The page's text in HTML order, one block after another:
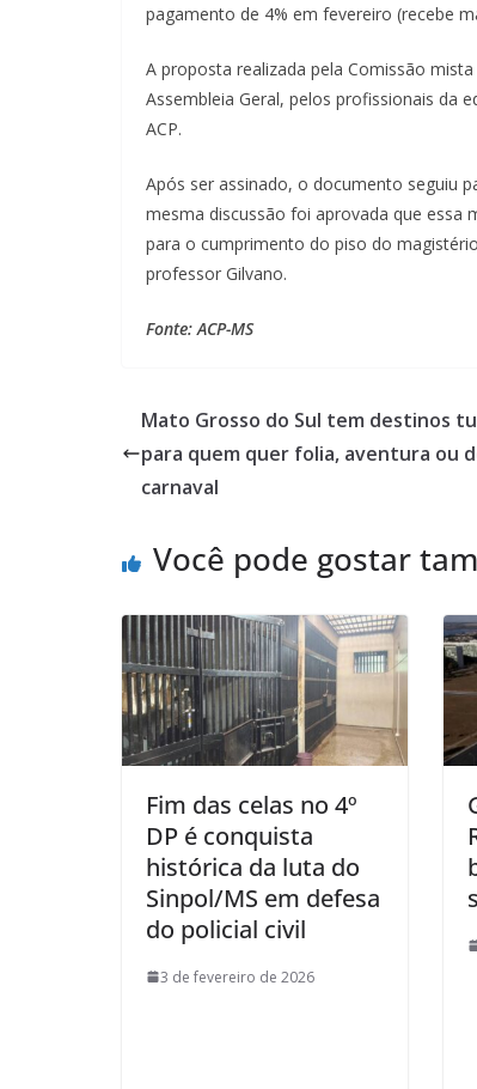
pagamento de 4% em fevereiro (recebe
A proposta realizada pela Comissão
Assembleia Geral, pelos profissionais da
ACP.
Após ser assinado, o documento seguiu
mesma discussão foi aprovada que essa
para o cumprimento do piso do
professor Gilvano.
Fonte: ACP-MS
Mato Grosso do Sul tem destinos
para quem quer folia, aventura ou
carnaval
Você pode gostar
Fim das celas no 4º
DP é conquista
histórica da luta do
Sinpol/MS em defesa
do policial civil
3 de fevereiro de 2026